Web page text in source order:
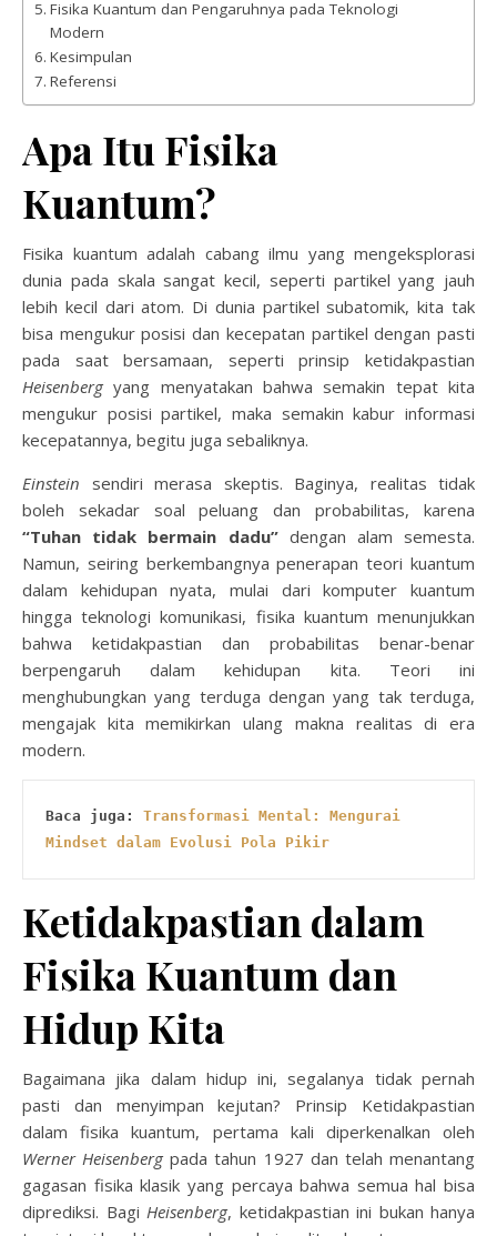
Fisika Kuantum dan Pengaruhnya pada Teknologi
Modern
Kesimpulan
Referensi
Apa Itu Fisika
Kuantum?
Fisika kuantum adalah cabang ilmu yang mengeksplorasi
dunia pada skala sangat kecil, seperti partikel yang jauh
lebih kecil dari atom. Di dunia partikel subatomik, kita tak
bisa mengukur posisi dan kecepatan partikel dengan pasti
pada saat bersamaan, seperti prinsip ketidakpastian
Heisenbergyang menyatakan bahwa semakin tepat kita
mengukur posisi partikel, maka semakin kabur informasi
kecepatannya, begitu juga sebaliknya.
Einstein sendiri merasa skeptis. Baginya, realitas tidak
boleh sekadar soal peluang dan probabilitas, karena
“Tuhan tidak bermain dadu”dengan alam semesta.
Namun, seiring berkembangnya penerapan teori kuantum
dalam kehidupan nyata, mulai dari komputer kuantum
hingga teknologi komunikasi, fisika kuantum menunjukkan
bahwa ketidakpastian dan probabilitas benar-benar
berpengaruh dalam kehidupan kita. Teori ini
menghubungkan yang terduga dengan yang tak terduga,
mengajak kita memikirkan ulang makna realitas di era
modern.
Baca juga: Transformasi Mental: Mengurai
Mindset dalam Evolusi Pola Pikir
Ketidakpastian dalam
Fisika Kuantum dan
Hidup Kita
Bagaimana jika dalam hidup ini, segalanya tidak pernah
pasti dan menyimpan kejutan? Prinsip Ketidakpastian
dalam fisika kuantum, pertama kali diperkenalkan oleh
Werner Heisenbergpada tahun 1927 dan telah menantang
gagasan fisika klasik yang percaya bahwa semua hal bisa
diprediksi. Bagi Heisenberg, ketidakpastian ini bukan hanya